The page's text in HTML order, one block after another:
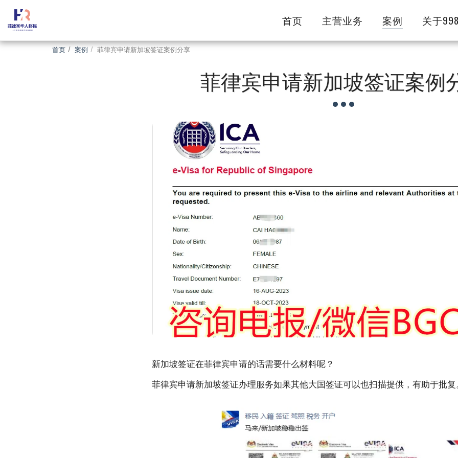
首页 主营业务 案例 关于
首页 案例 菲律宾申请新加坡签证案例分享
菲律宾申请新加坡签证案例
新加坡签证在菲律宾申请的话需要什么材料呢？
菲律宾申请新加坡签证办理服务如果其他大国签证可以也扫描提供，有助于批